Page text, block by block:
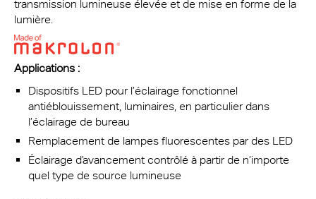
transmission lumineuse élevée et de mise en forme de la
lumière.
Applications :
Dispositifs LED pour l’éclairage fonctionnel
antiéblouissement, luminaires, en particulier dans
l’éclairage de bureau
Remplacement de lampes fluorescentes par des LED
Éclairage d’avancement contrôlé à partir de n’importe
quel type de source lumineuse